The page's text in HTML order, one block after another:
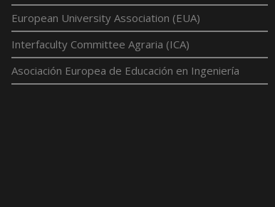
European University Association (EUA)
Interfaculty Committee Agraria (ICA)
Asociación Europea de Educación en Ingeniería